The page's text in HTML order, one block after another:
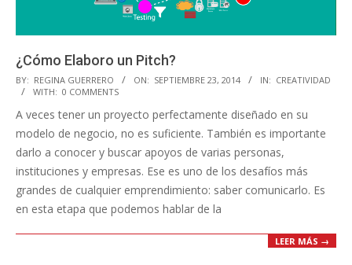
¿Cómo Elaboro un Pitch?
2014-
09-
23
BY: REGINA GUERRERO ON: SEPTIEMBRE 23, 2014 IN: CREATIVIDAD
WITH: 0 COMMENTS
A veces tener un proyecto perfectamente diseñado en su
modelo de negocio, no es suficiente. También es importante
darlo a conocer y buscar apoyos de varias personas,
instituciones y empresas. Ese es uno de los desafíos más
grandes de cualquier emprendimiento: saber comunicarlo. Es
en esta etapa que podemos hablar de la
LEER MÁS →